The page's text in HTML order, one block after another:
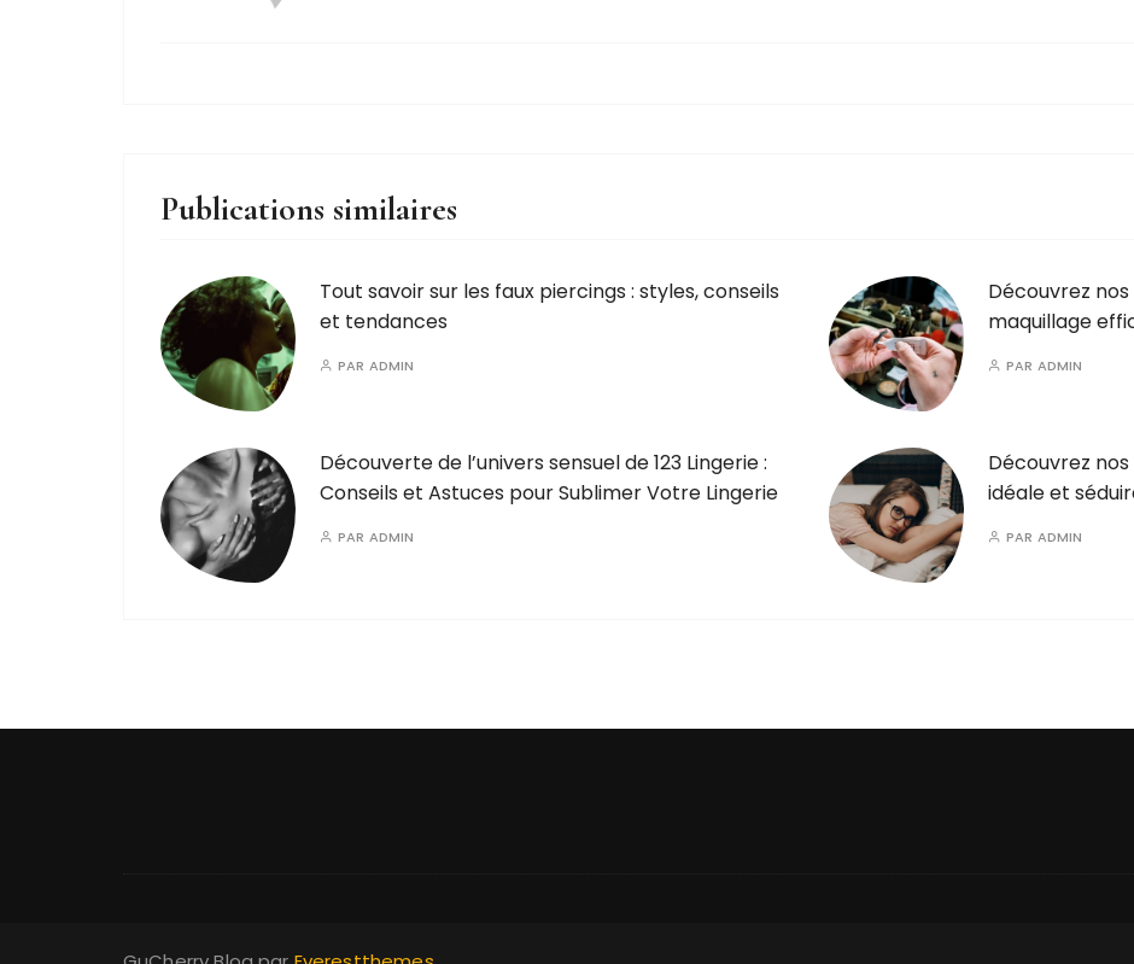
Publications similaires
Tout savoir sur les faux piercings : styles, conseils
et tendances
PAR ADMIN
Découvrez
maquillage
PAR ADMIN
Découverte de l’univers sensuel de 123 Lingerie :
Conseils et Astuces pour Sublimer Votre Lingerie
PAR ADMIN
Découvrez
idéale et
PAR ADMIN